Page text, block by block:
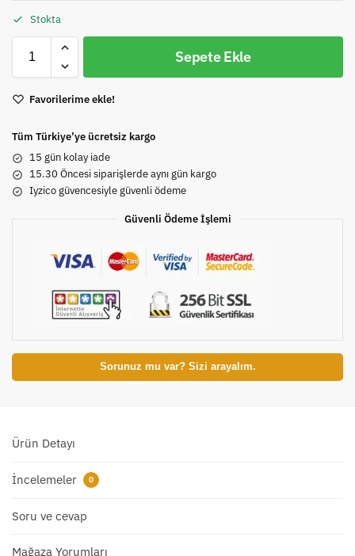
Stokta
Sepete Ekle
Favorilerime ekle!
Tüm Türkiye’ye ücretsiz kargo
15 gün kolay iade
15.30 Öncesi siparişlerde aynı gün kargo
Iyzico güvencesiyle güvenli ödeme
Güvenli Ödeme İşlemi
Sorunuz mu var? Sizi arayalım.
Ürün Detayı
İncelemeler 0
Soru ve cevap
Mağaza Yorumları